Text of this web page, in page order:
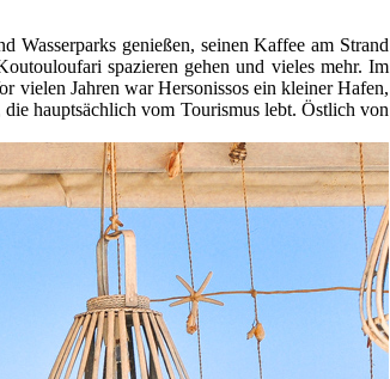
genießen, seinen Kaffee am Strand
spazieren gehen und vieles mehr. Im
vielen Jahren war Hersonissos ein kleiner Hafen,
hauptsächlich vom Tourismus lebt. Östlich von